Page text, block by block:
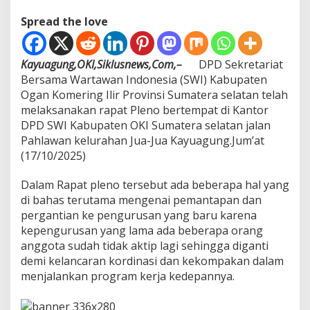
g
r
a
m
e
r
j
a
d
a
a
n
a
p
k
a
n
Spread the love
Kayuagung,OKI,Siklusnews,Com,–
DPD Sekretariat
Bersama Wartawan Indonesia (SWI) Kabupaten
Ogan Komering Ilir Provinsi Sumatera selatan telah
melaksanakan rapat Pleno bertempat di Kantor
DPD SWI Kabupaten OKI Sumatera selatan jalan
Pahlawan kelurahan Jua-Jua Kayuagung.Jum’at
(17/10/2025)
Dalam Rapat pleno tersebut ada beberapa hal yang
di bahas terutama mengenai pemantapan dan
pergantian ke pengurusan yang baru karena
kepengurusan yang lama ada beberapa orang
anggota sudah tidak aktip lagi sehingga diganti
demi kelancaran kordinasi dan kekompakan dalam
menjalankan program kerja kedepannya.